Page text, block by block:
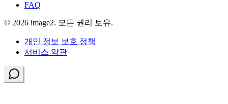
FAQ
© 2026 image2. 모든 권리 보유.
개인 정보 보호 정책
서비스 약관